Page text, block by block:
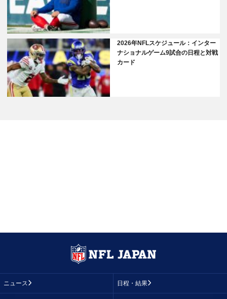
2026年NFLスケジュール：インター
ナショナルゲーム9試合の日程と対戦
カード
ニュース 日程・結果